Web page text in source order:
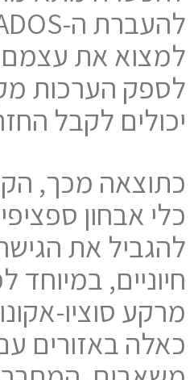
למצוא את
לספק הערכות
יכולים לקבל
כתוצאה מכך,
כלי אבחון
להגביל את
חיוניים,
מרקע סוציו-
כאלה באזורים